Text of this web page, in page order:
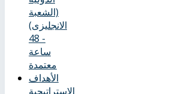
(الشعبة
الانجليزى)
- 48
ساعة
معتمدة
الأهداف
الاستراتيجية